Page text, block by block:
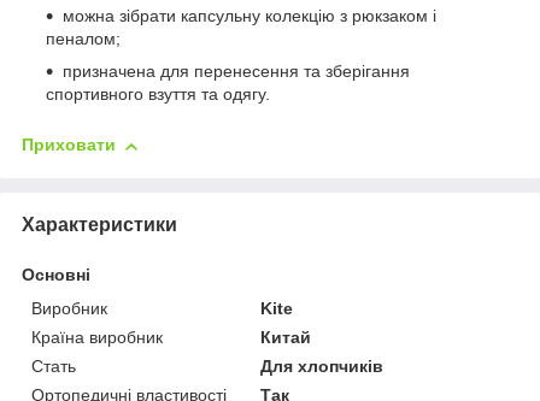
можна зібрати капсульну колекцію з рюкзаком і
пеналом;
призначена для перенесення та зберігання
спортивного взуття та одягу.
Приховати
Характеристики
Основні
Виробник
Kite
Країна виробник
Китай
Стать
Для хлопчиків
Ортопедичні властивості
Так